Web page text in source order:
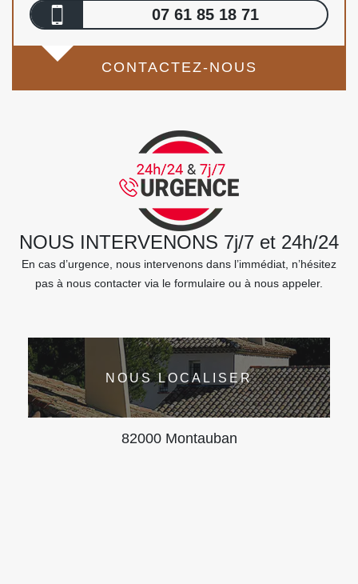
07 61 85 18 71
CONTACTEZ-NOUS
NOUS INTERVENONS 7j/7 et 24h/24
En cas d’urgence, nous intervenons dans l’immédiat, n’hésitez
pas à nous contacter via le formulaire ou à nous appeler.
NOUS LOCALISER
82000 Montauban